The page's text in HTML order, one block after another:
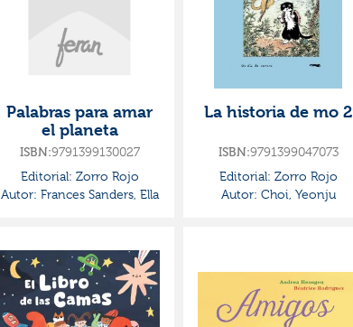
Palabras para amar
el planeta
ISBN:9791399130027
Editorial: Zorro Rojo
Autor: Frances Sanders, Ella
La historia de mo 2
ISBN:9791399047073
Editorial: Zorro Rojo
Autor: Choi, Yeonju